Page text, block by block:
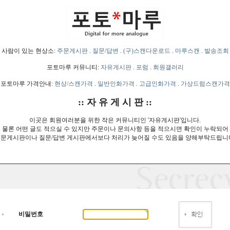
사람이 있는 현상소: 주문게시판. 질문/답변 . (구)스캔다운로드 . 마루스캔 . 발송조회
포토마루 커뮤니티: 자유게시판. 포럼 . 회원갤러리
포토마루 가격안내: 현상/스캔가격 . 일반인화가격 . 고급인화가격 . 가상드럼스캔가격
:: 자 유 게 시 판 ::
이곳은 회원여러분을 위한 작은 커뮤니티인 '자유게시판'입니다.
물론 어떤 글도 적으실 수 있지만 주문이나 문의사항 등을 적으시면 확인이 누락되어
게시판이나 질문/답변 게시판에서보다 처리가 늦어질 수도 있음을 양해부탁드립니
비밀번호